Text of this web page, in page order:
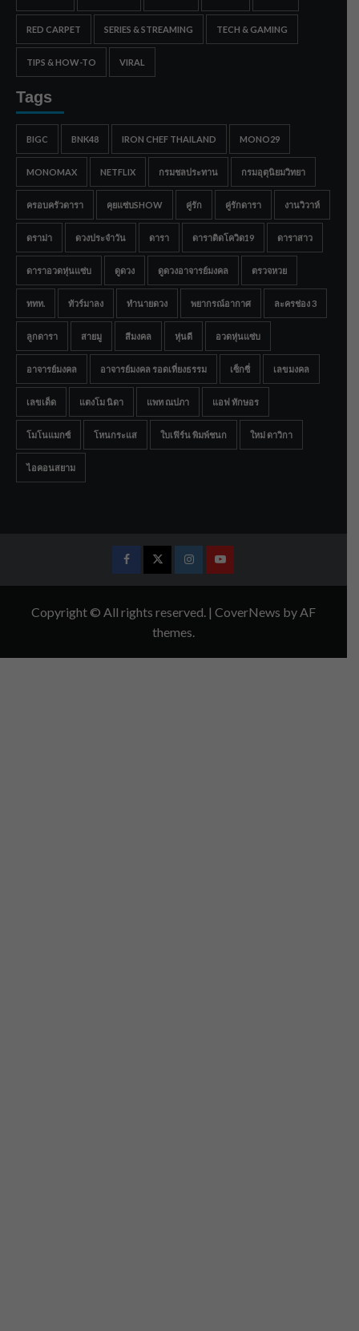
RED CARPET SERIES & STREAMING TECH & GAMING
TIPS & HOW-TO VIRAL
Tags
BIGC BNK48 IRON CHEF THAILAND MONO29
MONOMAX NETFLIX กรมชลประทาน กรมอุตุนิยมวิทยา
ครอบครัวดารา คุยแซ่บSHOW คู่รัก คู่รักดารา งานวิวาห์
ดราม่า ดวงประจำวัน ดารา ดาราติดโควิด19 ดาราสาว
ดาราอวดหุ่นแซ่บ ดูดวง ดูดวงอาจารย์มงคล ตรวจหวย
ททท. ทัวร์มาลง ทำนายดวง พยากรณ์อากาศ ละครช่อง 3
ลูกดารา สายมู สีมงคล หุ่นดี อวดหุ่นแซ่บ
อาจารย์มงคล อาจารย์มงคล รอดเที่ยงธรรม เซ็กซี่ เลขมงคล
เลขเด็ด แตงโม นิดา แพท ณปภา แอฟ ทักษอร
โมโนแมกซ์ โหนกระแส ใบเฟิร์น พิมพ์ชนก ใหม่ ดาวิกา
ไอคอนสยาม
FacebookTwitterInstagramYoutube
Copyright © All rights reserved. | CoverNews by AF
themes.